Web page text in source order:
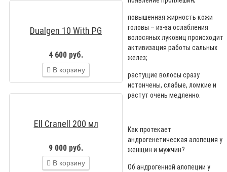
Dualgen 10 With PG
4 600 руб.
В корзину
Ell Cranell 200 мл
9 000 руб.
В корзину
повышенная жирность кожи
головы – из-за ослабления
волосяных луковиц происходит
активизация работы сальных
желез;
растущие волосы сразу
истончены, слабые, ломкие и
растут очень медленно.
Как протекает
андрогенетическая алопеция у
женщин и мужчин?
Об андрогенной алопеции у